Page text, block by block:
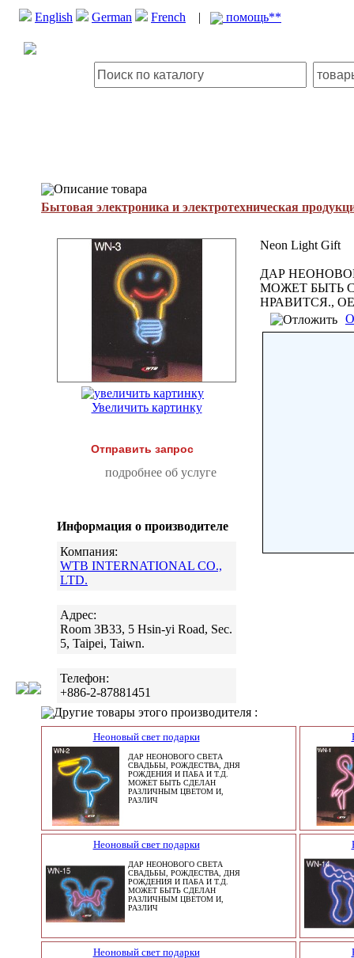
English German French | помощь**
Описание товара
Бытовая электроника и электротехническая
Увеличить картинку
Отправить запрос
подробнее об услуге
Информация о производителе
Компания:
WTB INTERNATIONAL CO.,
LTD.
Адрес:
Room 3B33, 5 Hsin-yi Road, Sec.
5, Taipei, Taiwn.
Телефон:
+886-2-87881451
Neon Light Gift
ДАР
МОЖЕТ БЫТЬ
НРАВИТСЯ.,
Другие товары этого производителя :
Неоновый свет подарки
ДАР НЕОНОВОГО СВЕТА
СВАДЬБЫ, РОЖДЕСТВА, ДНЯ
РОЖДЕНИЯ И ПАБА И Т.Д.
МОЖЕТ БЫТЬ СДЕЛАН
РАЗЛИЧНЫМ ЦВЕТОМ И,
РАЗЛИЧ
Неоновый свет подарки
ДАР НЕОНОВОГО СВЕТА
СВАДЬБЫ, РОЖДЕСТВА, ДНЯ
РОЖДЕНИЯ И ПАБА И Т.Д.
МОЖЕТ БЫТЬ СДЕЛАН
РАЗЛИЧНЫМ ЦВЕТОМ И,
РАЗЛИЧ
Неоновый свет подарки